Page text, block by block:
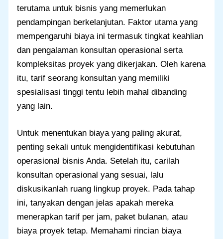
terutama untuk bisnis yang memerlukan
pendampingan berkelanjutan. Faktor utama yang
mempengaruhi biaya ini termasuk tingkat keahlian
dan pengalaman konsultan operasional serta
kompleksitas proyek yang dikerjakan. Oleh karena
itu, tarif seorang konsultan yang memiliki
spesialisasi tinggi tentu lebih mahal dibanding
yang lain.
Untuk menentukan biaya yang paling akurat,
penting sekali untuk mengidentifikasi kebutuhan
operasional bisnis Anda. Setelah itu, carilah
konsultan operasional yang sesuai, lalu
diskusikanlah ruang lingkup proyek. Pada tahap
ini, tanyakan dengan jelas apakah mereka
menerapkan tarif per jam, paket bulanan, atau
biaya proyek tetap. Memahami rincian biaya